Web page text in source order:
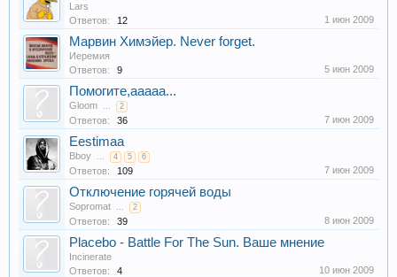
Lars
Ответов:
12 1 июн 2009
Марвин Химэйер. Never forget.
Иеремия
Ответов:
9 5 июн 2009
Помогите,ааааа...
Gloom ... 2
Ответов: 36 7 июн 2009
Eestimaa
Bboy ... 4 5 6
Ответов: 109 7 июн 2009
Отключение горячей воды
Sopromat ... 2
Ответов: 39 8 июн 2009
Placebo - Battle For The Sun. Ваше мнение
Incinerate
Ответов:
4 10 июн 2009